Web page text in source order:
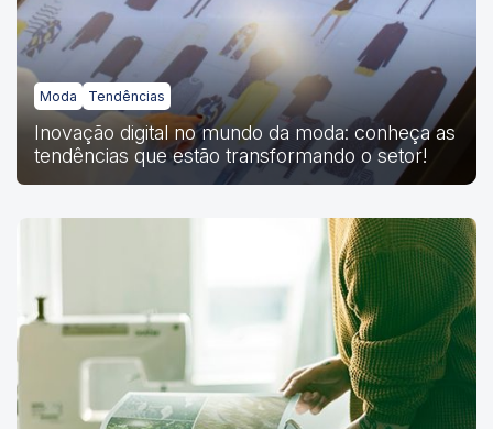
Moda Tendências
Inovação digital no mundo da moda: conheça as
tendências que estão transformando o setor!